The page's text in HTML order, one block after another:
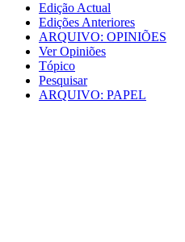
Edição Actual
Edições Anteriores
ARQUIVO: OPINIÕES
Ver Opiniões
Tópico
Pesquisar
ARQUIVO: PAPEL